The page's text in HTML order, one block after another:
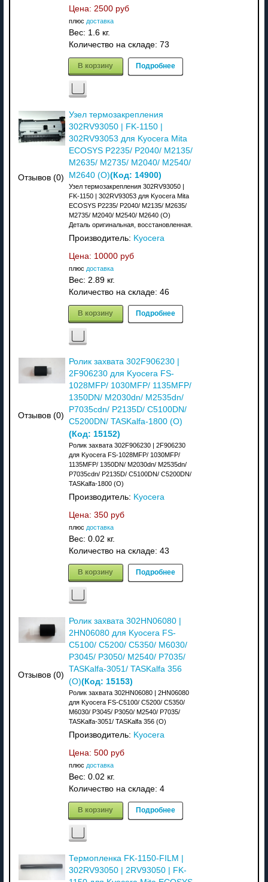
Цена: 2500 руб
плюс доставка
Вес: 1.6 кг.
Количество на складе: 73
В корзину Подробнее
Отзывов (0)
Узел термозакрепления
302RV93050 | FK-1150 |
302RV93053 для Kyocera Mita
ECOSYS P2235/ P2040/ M2135/
M2635/ M2735/ M2040/ M2540/
M2640 (О)(Код: 14900)
Узел термозакрепления 302RV93050 |
FK-1150 | 302RV93053 для Kyocera Mita
ECOSYS P2235/ P2040/ M2135/ M2635/
M2735/ M2040/ M2540/ M2640 (О)
Деталь оригинальная, восстановленная.
Производитель: Kyocera
Цена: 10000 руб
плюс доставка
Вес: 2.89 кг.
Количество на складе: 46
В корзину Подробнее
Отзывов (0)
Ролик захвата 302F906230 |
2F906230 для Kyocera FS-
1028MFP/ 1030MFP/ 1135MFP/
1350DN/ M2030dn/ M2535dn/
P7035cdn/ P2135D/ C5100DN/
C5200DN/ TASKalfa-1800 (О)
(Код: 15152)
Ролик захвата 302F906230 | 2F906230
для Kyocera FS-1028MFP/ 1030MFP/
1135MFP/ 1350DN/ M2030dn/ M2535dn/
P7035cdn/ P2135D/ C5100DN/ C5200DN/
TASKalfa-1800 (О)
Производитель: Kyocera
Цена: 350 руб
плюс доставка
Вес: 0.02 кг.
Количество на складе: 43
В корзину Подробнее
Отзывов (0)
Ролик захвата 302HN06080 |
2HN06080 для Kyocera FS-
C5100/ C5200/ C5350/ M6030/
P3045/ P3050/ M2540/ P7035/
TASKalfa-3051/ TASKalfa 356
(О)(Код: 15153)
Ролик захвата 302HN06080 | 2HN06080
для Kyocera FS-C5100/ C5200/ C5350/
M6030/ P3045/ P3050/ M2540/ P7035/
TASKalfa-3051/ TASKalfa 356 (О)
Производитель: Kyocera
Цена: 500 руб
плюс доставка
Вес: 0.02 кг.
Количество на складе: 4
В корзину Подробнее
Термопленка FK-1150-FILM |
302RV93050 | 2RV93050 | FK-